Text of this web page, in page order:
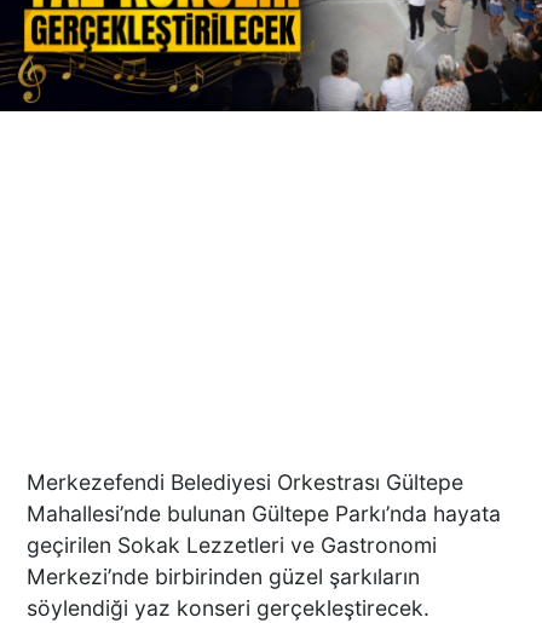
Merkezefendi Belediyesi Orkestrası Gültepe
Mahallesi’nde bulunan Gültepe Parkı’nda hayata
geçirilen Sokak Lezzetleri ve Gastronomi
Merkezi’nde birbirinden güzel şarkıların
söylendiği yaz konseri gerçekleştirecek.